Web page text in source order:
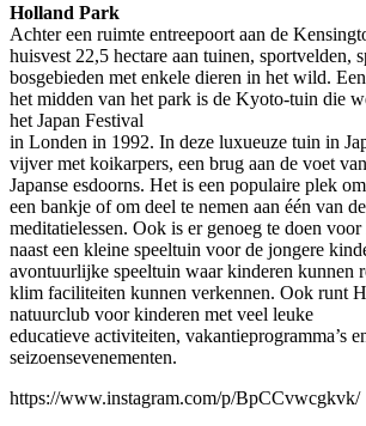
Holland Park
Achter een ruimte entreepoort aan de
huisvest 22,5 hectare aan tuinen, sportvelden,
bosgebieden met enkele dieren in het wild.
het midden van het park is de Kyoto-tuin die
het Japan Festival
in Londen in 1992. In deze luxueuze tuin in
vijver met koikarpers, een brug aan de voet
Japanse esdoorns. Het is een populaire plek
een bankje of om deel te nemen aan één van
meditatielessen. Ook is er genoeg te doen
naast een kleine speeltuin voor de jongere
avontuurlijke speeltuin waar kinderen kunnen
klim faciliteiten kunnen verkennen. Ook runt
natuurclub voor kinderen met veel leuke
educatieve activiteiten, vakantieprogramma’s
seizoensevenementen.
https://www.instagram.com/p/BpCCvwcgkvk/